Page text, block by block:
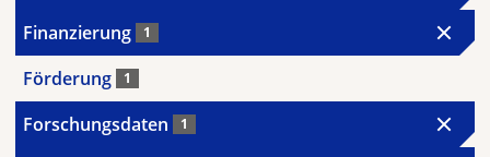
Finanzierung 1
Förderung 1
Forschungsdaten 1